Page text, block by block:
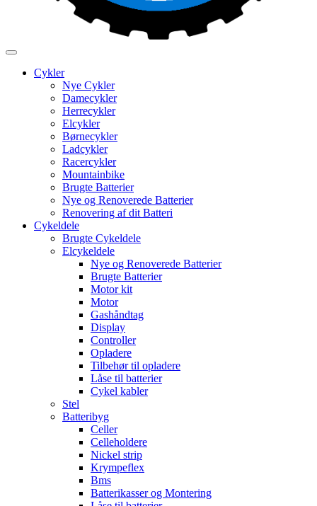
Cykler
Nye Cykler
Damecykler
Herrecykler
Elcykler
Børnecykler
Ladcykler
Racercykler
Mountainbike
Brugte Batterier
Nye og Renoverede Batterier
Renovering af dit Batteri
Cykeldele
Brugte Cykeldele
Elcykeldele
Nye og Renoverede Batterier
Brugte Batterier
Motor kit
Motor
Gashåndtag
Display
Controller
Opladere
Tilbehør til opladere
Låse til batterier
Cykel kabler
Stel
Batteribyg
Celler
Celleholdere
Nickel strip
Krympeflex
Bms
Batterikasser og Montering